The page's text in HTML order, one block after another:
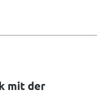
mit der